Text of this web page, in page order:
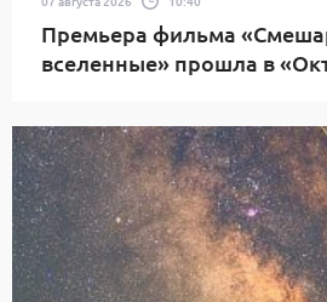
Премьера фильма
вселенные» прошла в